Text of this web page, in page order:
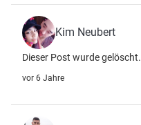
Kim Neubert
Dieser Post wurde gelöscht.
vor 6 Jahre